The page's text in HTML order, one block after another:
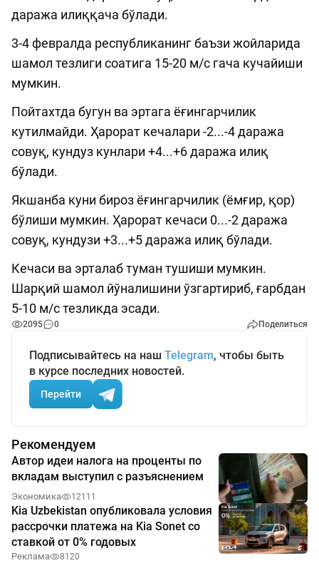
даража илиққача бўлади.
3-4 февралда республиканинг баъзи жойларида
шамол тезлиги соатига 15-20 м/с гача кучайиши
мумкин.
Пойтахтда бугун ва эртага ёғингарчилик
кутилмайди. Ҳарорат кечалари -2...-4 даража
совуқ, кундуз кунлари +4...+6 даража илиқ
бўлади.
Якшанба куни бироз ёғингарчилик (ёмғир, қор)
бўлиши мумкин. Ҳарорат кечаси 0...-2 даража
совуқ, кундузи +3...+5 даража илиқ бўлади.
Кечаси ва эрталаб туман тушиши мумкин.
Шарқий шамол йўналишини ўзгартириб, ғарбдан
5-10 м/с тезликда эсади.
2095 0 Поделиться
Подписывайтесь на наш Telegram, чтобы быть
в курсе последних новостей.
Перейти
Рекомендуем
Автор идеи налога на проценты по
вкладам выступил с разъяснением
Экономика 12111
Kia Uzbekistan опубликовала условия
рассрочки платежа на Kia Sonet со
ставкой от 0% годовых
Реклама 8120